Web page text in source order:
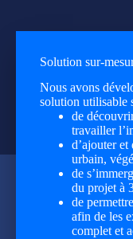
Solution sur-
Nous avons
solution utilisable
de
travailler
d’ajouter
urbain,
de
du projet à
de
afin de les
complet et